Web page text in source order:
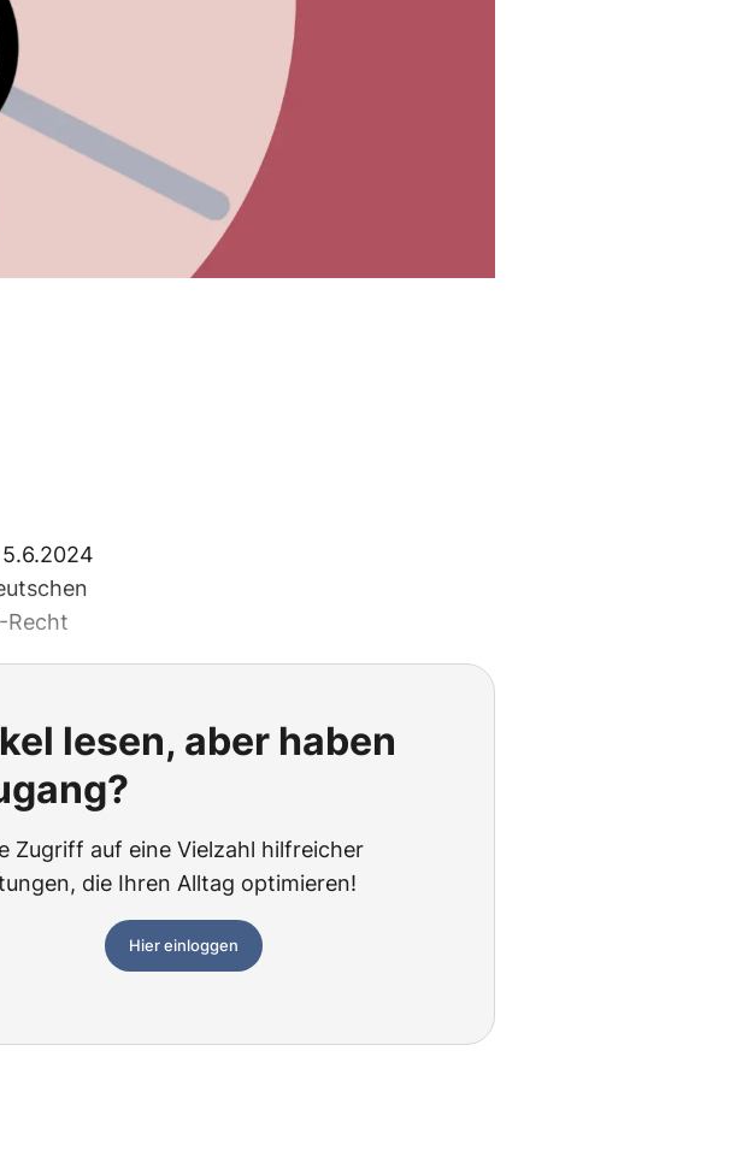
Recht
lesen, aber haben
Zugriff auf eine Vielzahl hilfreicher
die Ihren Alltag optimieren!
Hier einloggen